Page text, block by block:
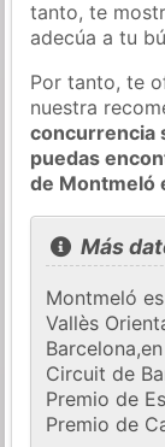
tanto, te
adecúa a tu
Por tanto, te
nuestra
concurrencia
puedas
de Montmeló
Más
Montmeló
Vallès
Circuit de
Premio de
Premio de